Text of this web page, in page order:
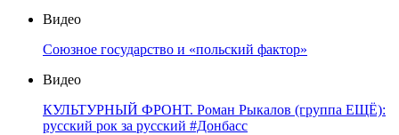
Видео
Союзное государство и «польский фактор»
Видео
КУЛЬТУРНЫЙ ФРОНТ. Роман Рыкалов (группа ЕЩЁ):
русский рок за русский #Донбасс